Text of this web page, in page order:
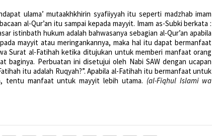
ulama’ mutaakhkhirin syafiiyyah itu seperti madzhab imam
al-Qur’an itu sampai kepada mayyit. Imam as-Subki berkata :
istinbath hukum adalah bahwasanya sebagian al-Qur’an apabila
mayyit atau meringankannya, maka hal itu dapat bermanfaat
Surat al-Fatihah ketika ditujukan untuk memberi manfaat orang
baginya. Perbuatan ini disetujui oleh Nabi SAW dengan ucapan
itu adalah Ruqyah?”. Apabila al-Fatihah itu bermanfaat untuk
tentu manfaat untuk mayyit lebih utama. (al-Fiqhul Islami wa